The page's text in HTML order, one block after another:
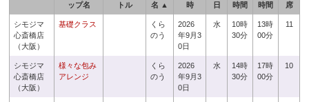
ップ名
トル
名 ▲
時
日
時間
時間
席
シモジマ
心斎橋店
（大阪）
基礎クラス
くら
のう
2026
年9月3
0日
水
10時
30分
13時
00分
11
シモジマ
心斎橋店
（大阪）
様々な包み
アレンジ
くら
のう
2026
年9月3
0日
水
14時
30分
17時
00分
10